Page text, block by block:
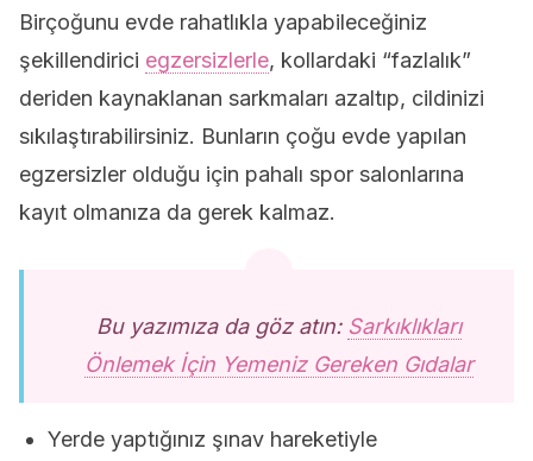
Birçoğunu evde rahatlıkla yapabileceğiniz
şekillendirici egzersizlerle, kollardaki “fazlalık”
deriden kaynaklanan sarkmaları azaltıp, cildinizi
sıkılaştırabilirsiniz. Bunların çoğu evde yapılan
egzersizler olduğu için pahalı spor salonlarına
kayıt olmanıza da gerek kalmaz.
Bu yazımıza da göz atın: Sarkıklıkları
Önlemek İçin Yemeniz Gereken Gıdalar
Yerde yaptığınız şınav hareketiyle